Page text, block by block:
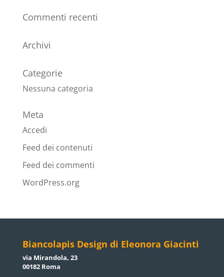
Commenti recenti
Archivi
Categorie
Nessuna categoria
Meta
Accedi
Feed dei contenuti
Feed dei commenti
WordPress.org
Biancolapis Design di Eleonora Giacinti
via Mirandola, 23
00182 Roma